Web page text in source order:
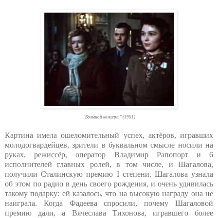
"Большой концерт" (1951)
Картина имела ошеломительный успех, актёров, игравших
молодогвардейцев, зрители в буквальном смысле носили на
руках, режиссёр, оператор Владимир Рапопорт и 6
исполнителей главных ролей, в том числе, и Шагалова,
получили Сталинскую премию I степени. Шагалова узнала
об этом по радио в день своего рождения, и очень удивилась
такому подарку: ей казалось, что на высокую награду она не
наиграла. Когда Фадеева спросили, почему Шагаловой
премию дали, а Вячеслава Тихонова, игравшего более